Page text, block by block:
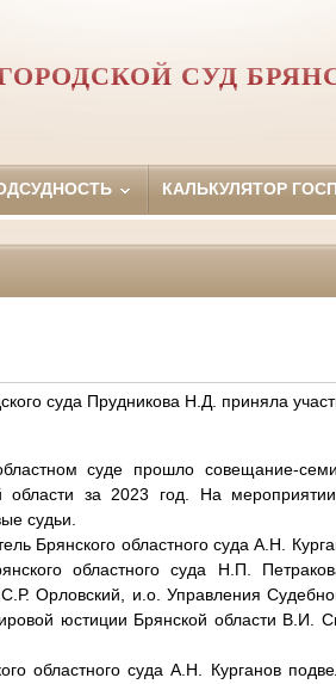
СУД
КАЛЬКУЛЯТОР
суда Прудникова Н.Д. приняла
суде прошло совещание-
за 2023 год. На
судьи.
Брянского областного суда А.Н.
областного суда Н.П.
Орловский, и.о. Управления
юстиции Брянской области В.И.
областного суда А.Н. Курганов